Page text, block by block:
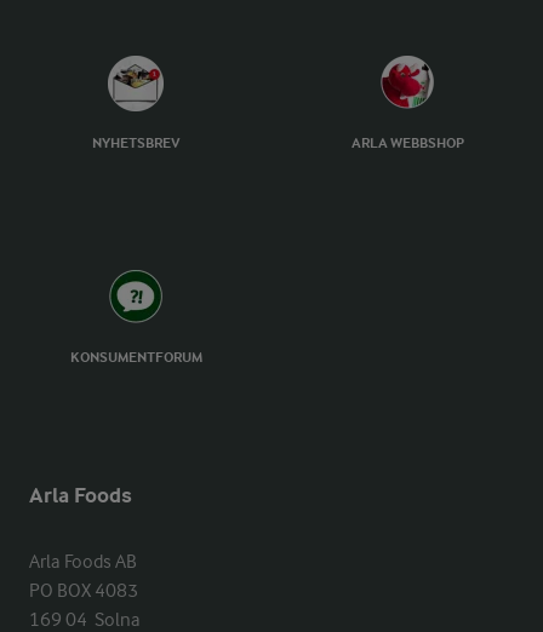
NYHETSBREV ARLA WEBBSHOP
KONSUMENTFORUM
Arla Foods
Arla Foods AB
PO BOX 4083
169 04  Solna